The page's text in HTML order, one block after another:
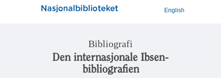
English
Bibliografi
Den internasjonale Ibsen-
bibliografien